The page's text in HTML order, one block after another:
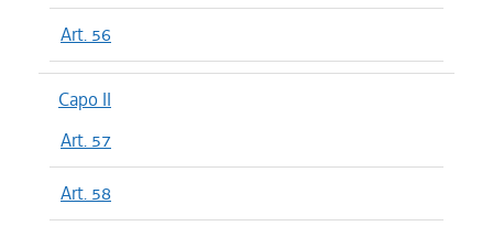
Art. 56
Capo II
Art. 57
Art. 58